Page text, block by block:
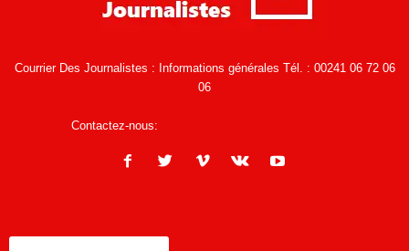
Courrier Des Journalistes : Informations générales Tél. : 00241 06 72 06
06
Contactez-nous: